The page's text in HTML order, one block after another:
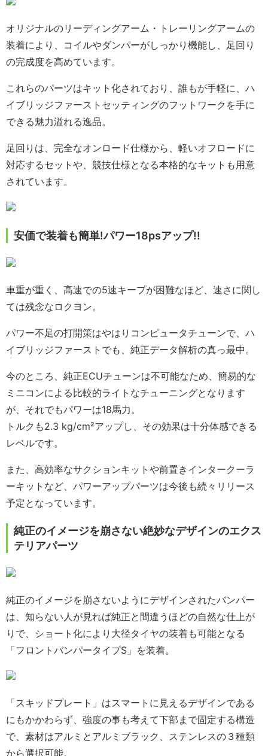
オリジナルのリーディングアーム・トレーリングアームの
装着により、コイルやダンパーがしっかり機能し、足回り
の完成度を高めています。
これらのパーツはキット化されており、誰もが手軽に、ハ
イブリッジファーストセッティングのフットワークを手に
できる魅力溢れる逸品。
足回りは、完全なオンロード仕様から、軽いオフロードに
対応するセットや、競技仕様となる本格的なキットも用意
されています。
安価で装着も簡単!パワー18psアップ!!
車重が重く、高速での5速キープが困難なほど、速さに関し
ては残念なロクヨン。
パワー不足の打開策はやはりコンピュータチューンで、ハ
イブリッジファーストでも、純正データ解析の真っ最中。
今のところ、純正ECUチューンは不可能なため、簡易的な
ミニコンによる比較的ライトなチューニングとなります
が、それでもパワーは18馬力。
トルクも2.3 kg/cm²アップし、その効果は十分体感できる
レベルです。
また、高効率なサクションキットや前置きインタークーラ
ーキットなど、パワーアップパーツは今後も続々リリース
予定となっています。
純正のイメージを崩さない絶妙なデザインのエクス
テリアパーツ
純正のイメージを崩さないようにデザインされたバンパー
は、知らない人が見れば純正と間違うほどの自然な仕上が
りで、ショート化により大径タイヤの装着も可能となる
「フロントバンパータイプS」を装着。
「スキッドプレート」はスマートに見えるデザインである
にもかかわらず、強度の事も考えて下部まで固定する構造
で、素材はアルミとアルミブラック、ステンレスの３種類
から選択可能。